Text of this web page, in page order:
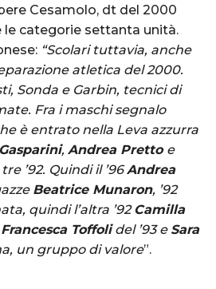
Cesamolo, dt del 2000
categorie settanta unità.
“Scolari tuttavia, anche
atletica del 2000.
Sonda e Garbin, tecnici di
Fra i maschisegnalo
è entrato nella Leva azzurra
, Andrea Pretto e
’92. Quindi il ’96Andrea
Beatrice Munaron, ’92
quindi l’altra ’92Camilla
Francesca Toffolidel ’93 e Sara
un gruppo di valore”.